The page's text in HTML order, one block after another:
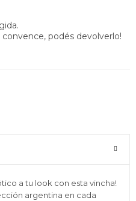
podés devolverlo!
a tu look con esta vincha!
argentina en cada